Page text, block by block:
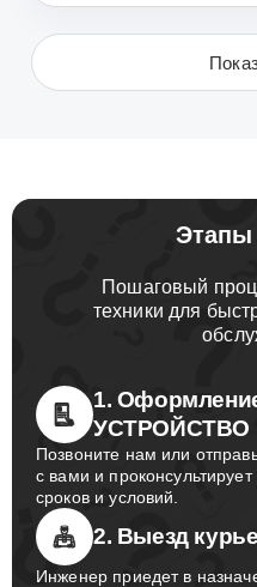
Этапы
Пошаговый
техники для
1.
УСТРОЙСТВО
Позвоните нам или
с вами и
сроков и условий.
2. Выезд
Инженер приедет в